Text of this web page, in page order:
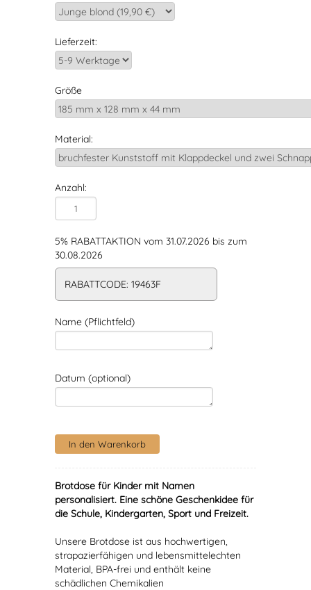
Lieferzeit:
Größe
Material:
Anzahl:
5% RABATTAKTION vom 31.07.2026 bis zum
30.08.2026
RABATTCODE: 19463F
Name (Pflichtfeld)
Datum (optional)
Brotdose für Kinder mit Namen
personalisiert. Eine schöne Geschenkidee für
die Schule, Kindergarten, Sport und Freizeit.
Unsere Brotdose ist aus hochwertigen,
strapazierfähigen und lebensmittelechten
Material, BPA-frei und enthält keine
schädlichen Chemikalien